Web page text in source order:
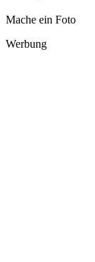
Mache ein Foto
Werbung